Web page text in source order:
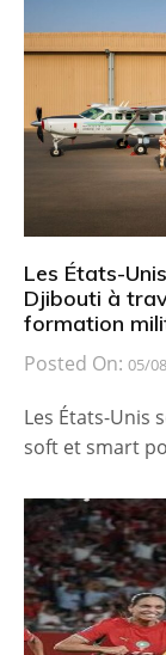
Les États-
Djibouti à
formation
Posted On: 05/
Les États-Unis
soft et smart